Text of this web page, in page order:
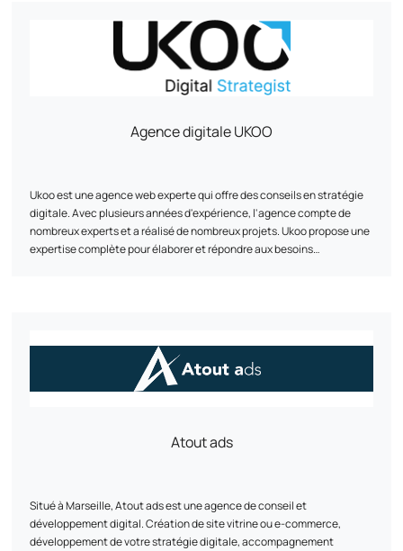
business, marketing ou techniques.
l’aventure de l'e-commerce accessible et couronnée de succès.
Agence digitale UKOO
Ukoo est une agence web experte qui offre des conseils en stratégie
digitale. Avec plusieurs années d'expérience, l'agence compte de
nombreux experts et a réalisé de nombreux projets. Ukoo propose une
expertise complète pour élaborer et répondre aux besoins
Atout ads
Situé à Marseille, Atout ads est une agence de conseil et
développement digital. Création de site vitrine ou e-commerce,
développement de votre stratégie digitale, accompagnement